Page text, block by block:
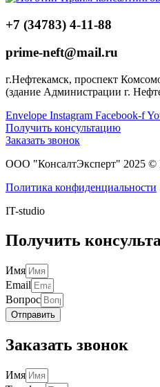
+7 (34783) 4-11-88
prime-neft@mail.ru
г.Нефтекамск, проспект
(здание Администрации г.
Envelope Instagram Facebook-f
Получить консультацию
Заказать звонок
ООО "КонсалтЭксперт" 2025 ©
Политика конфиденциальности
IT-studio
Получить
Имя
Email
Вопрос
Отправить
Заказать звонок
Имя